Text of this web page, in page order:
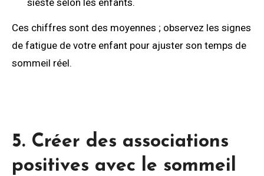
Ces chiffres sont des moyennes ; observez les signes
de fatigue de votre enfant pour ajuster son temps de
sommeil réel.
5. Créer des associations
positives avec le sommeil